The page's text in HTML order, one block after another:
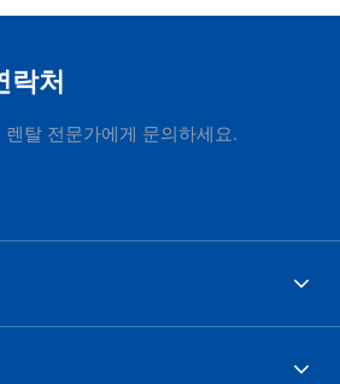
락처
탈 전문가에게 문의하세요.